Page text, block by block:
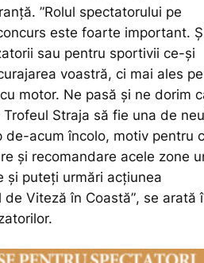
”Rolul spectatorului pe
este foarte important.
sau pentru sportivii ce-și
voastră, ci mai ales
motor. Ne pasă și ne dorim
Straja să fie una de
acum încolo, motiv pentru
și recomandare acele zone
și puteți urmări acțiunea
Viteză în Coastă”, se arată